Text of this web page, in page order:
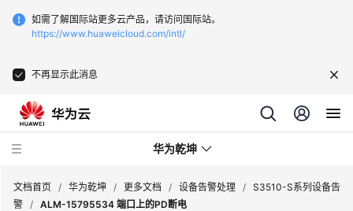
如需了解国际站更多云产品，请访问国际站。
https://www.huaweicloud.com/intl/
不再显示此消息
华为乾坤
文档首页 / 华为乾坤 / 更多文档 / 设备告警处理 / S3510-S系列设备告
警 / ALM-15795534 端口上的PD断电